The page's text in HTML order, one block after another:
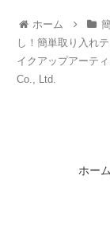
ホーム
し！簡単取り入れ
イクアップアーテ
Co., Ltd.
ホーム